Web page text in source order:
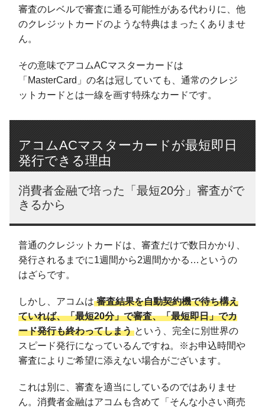
審査のレベルで審査に通る可能性がある代わりに、他
のクレジットカードのような特典はまったくありませ
ん。
その意味でアコムACマスターカードは
「MasterCard」の名は冠していても、通常のクレジ
ットカードとは一線を画す特殊なカードです。
アコムACマスターカードが最短即日
発行できる理由
消費者金融で培った「最短20分」審査がで
きるから
普通のクレジットカードは、審査だけで数日かかり、
発行されるまでに1週間から2週間かかる…というの
はざらです。
しかし、アコムは 審査結果を自動契約機で待ち構え
ていれば、「最短20分」で審査、「最短即日」でカ
ード発行も終わってしまう という、完全に別世界の
スピード発行になっているんですね。※お申込時間や
審査によりご希望に添えない場合がございます。
これは別に、審査を適当にしているのではありませ
ん。消費者金融はアコムも含めて「そんな小さい商売